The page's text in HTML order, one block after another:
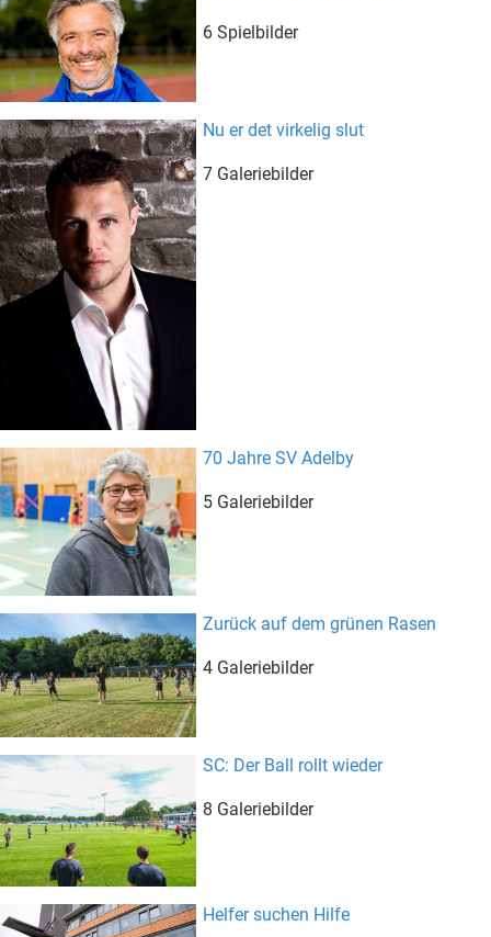
6 Spielbilder
Nu er det virkelig slut
7 Galeriebilder
70 Jahre SV Adelby
5 Galeriebilder
Zurück auf dem grünen Rasen
4 Galeriebilder
SC: Der Ball rollt wieder
8 Galeriebilder
Helfer suchen Hilfe